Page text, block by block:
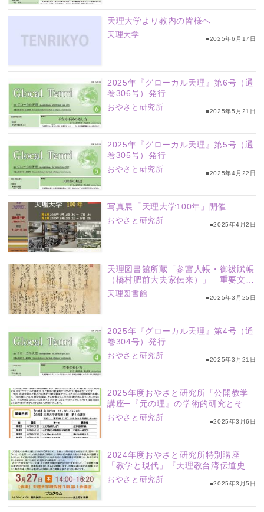
天理大学より教内の皆様へ
天理大学
■2025年6月17日
2025年『グローカル天理』第6号（通
巻306号）発行
おやさと研究所
■2025年5月21日
2025年『グローカル天理』第5号（通
巻305号）発行
おやさと研究所
■2025年4月22日
写真展「天理大学100年」開催
おやさと研究所
■2025年4月2日
天理図書館所蔵「参宮人帳・御祓賦帳
（橋村肥前大夫家伝来）」 重要文化
財に
天理図書館 ■2025年3月25日
2025年『グローカル天理』第4号（通
巻304号）発行
おやさと研究所
■2025年3月21日
2025年度おやさと研究所「公開教学
講座─『元の理』の学術的研究とその
新しい展開を求めて─」
おやさと研究所 ■2025年3月6日
2024年度おやさと研究所特別講座
「教学と現代」『天理教台湾伝道史』
刊行記念 台湾伝道を振り返る
おやさと研究所 ■2025年3月5日